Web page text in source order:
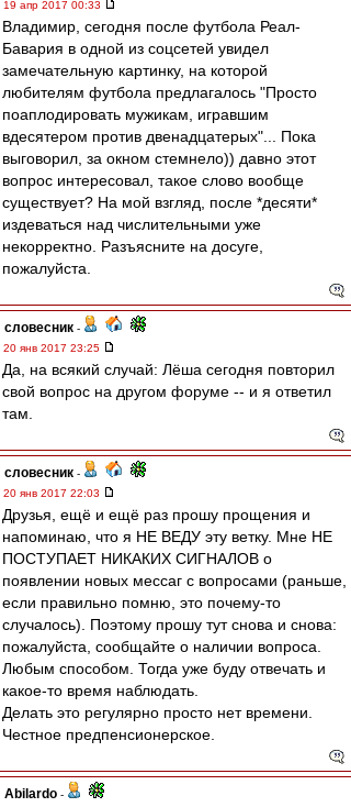
19 апр 2017 00:33
Владимир, сегодня после футбола Реал-
Бавария в одной из соцсетей увидел
замечательную картинку, на которой
любителям футбола предлагалось "Просто
поаплодировать мужикам, игравшим
вдесятером против двенадцатерых"... Пока
выговорил, за окном стемнело)) давно этот
вопрос интересовал, такое слово вообще
существует? На мой взгляд, после *десяти*
издеваться над числительными уже
некорректно. Разъясните на досуге,
пожалуйста.
словесник -
20 янв 2017 23:25
Да, на всякий случай: Лёша сегодня повторил
свой вопрос на другом форуме -- и я ответил
там.
словесник -
20 янв 2017 22:03
Друзья, ещё и ещё раз прошу прощения и
напоминаю, что я НЕ ВЕДУ эту ветку. Мне НЕ
ПОСТУПАЕТ НИКАКИХ СИГНАЛОВ о
появлении новых мессаг с вопросами (раньше,
если правильно помню, это почему-то
случалось). Поэтому прошу тут снова и снова:
пожалуйста, сообщайте о наличии вопроса.
Любым способом. Тогда уже буду отвечать и
какое-то время наблюдать.
Делать это регулярно просто нет времени.
Честное предпенсионерское.
Abilardo -